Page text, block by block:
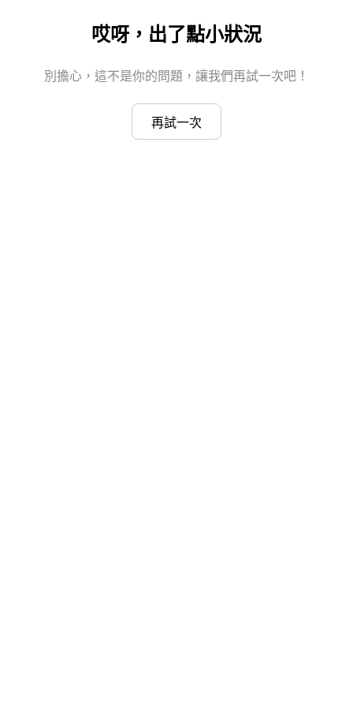
哎呀，出了點小狀況
別擔心，這不是你的問題，讓我們再試一次吧！
再試一次